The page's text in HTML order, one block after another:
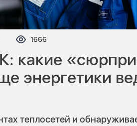
Просмотров:
1666
какие
энергетики
теплосетей и